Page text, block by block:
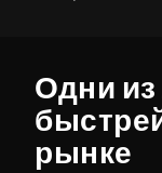
Одни
рынке